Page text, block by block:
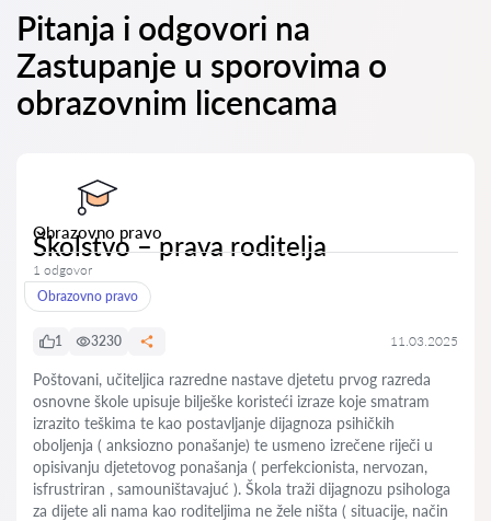
Pitanja i odgovori na
Zastupanje u sporovima o
obrazovnim licencama
Obrazovno pravo
Školstvo – prava roditelja
1 odgovor
Obrazovno pravo
1 3230 11.03.2025
Poštovani, učiteljica razredne nastave djetetu prvog razreda
osnovne škole upisuje bilješke koristeći izraze koje smatram
izrazito teškima te kao postavljanje dijagnoza psihičkih
oboljenja ( anksiozno ponašanje) te usmeno izrečene riječi u
opisivanju djetetovog ponašanja ( perfekcionista, nervozan,
isfrustriran , samouništavajuć ). Škola traži dijagnozu psihologa
za dijete ali nama kao roditeljima ne žele ništa ( situacije, način